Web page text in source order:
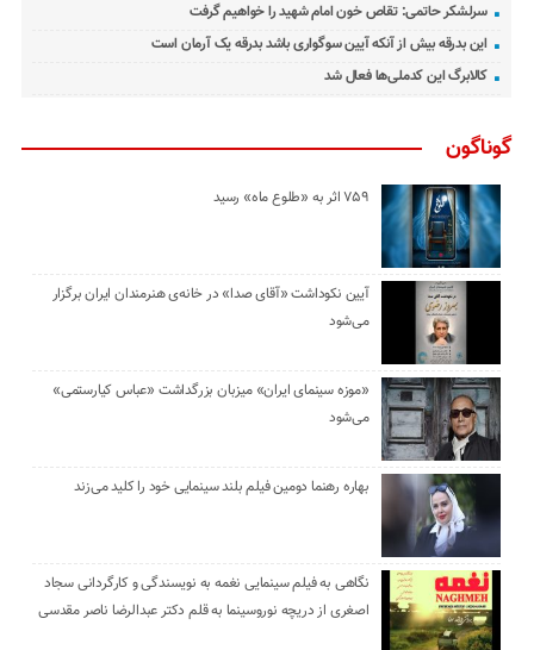
سرلشکر حاتمی: تقاص خون امام شهید را خواهیم گرفت
این بدرقه بیش از آنکه آیین سوگواری باشد بدرقه یک آرمان است
کالابرگ این کدملی‌ها فعال شد
گوناگون
۷۵۹ اثر به «طلوع ماه» رسید
آیین نکوداشت «آقای صدا» در خانه‌ی هنرمندان ایران برگزار
می‌شود
«موزه سینمای ایران» میزبان بزرگداشت «عباس کیارستمی»
می‌شود
بهاره رهنما دومین فیلم بلند سینمایی خود را کلید می‌زند
نگاهی به فیلم سینمایی نغمه به نویسندگی و کارگردانی سجاد
اصغری از دریچه نوروسینما به قلم دکتر عبدالرضا ناصر مقدسی